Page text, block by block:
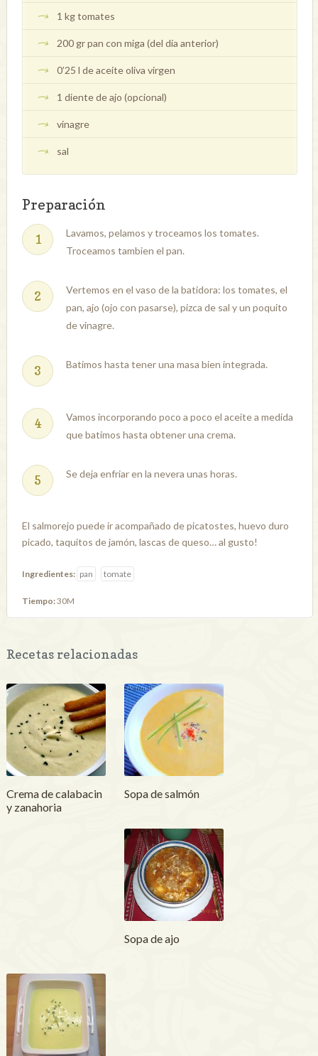
1 kg tomates
200 gr pan con miga (del día anterior)
0’25 l de aceite oliva virgen
1 diente de ajo (opcional)
vinagre
sal
Preparación
Lavamos, pelamos y troceamos los tomates.
Troceamos tambien el pan.
Vertemos en el vaso de la batidora: los tomates, el
pan, ajo (ojo con pasarse), pizca de sal y un poquito
de vinagre.
Batimos hasta tener una masa bien integrada.
Vamos incorporando poco a poco el aceite a medida
que batimos hasta obtener una crema.
Se deja enfriar en la nevera unas horas.
El salmorejo puede ir acompañado de picatostes, huevo duro
picado, taquitos de jamón, lascas de queso… al gusto!
Ingredientes: pan tomate
Tiempo:30M
Recetas relacionadas
Crema de calabacin
y zanahoria
Sopa de salmón
Sopa de ajo